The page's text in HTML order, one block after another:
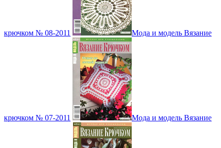
крючком № 08-2011 Мода и модель Вязание
крючком № 07-2011 Мода и модель Вязание